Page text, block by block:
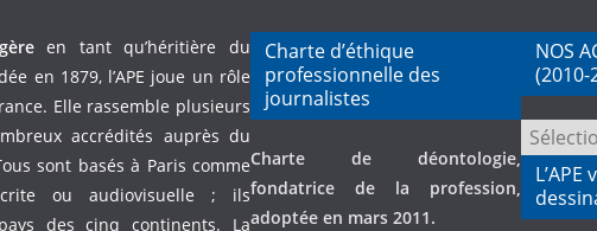
en tant qu’héritière du
en 1879, l’APE joue un rôle
Elle rassemble plusieurs
accrédités auprès du
sont basés à Paris comme
ou audiovisuelle ; ils
des cinq continents. La
Charte d’éthique
professionnelle des
journalistes
Charte de déontologie,
fondatrice de la profession,
adoptée en mars 2011.
NOS
(2010-
NOS
ACTIVITES
PASSEES
(2010-